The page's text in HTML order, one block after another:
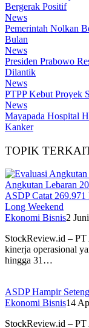
Bergerak Positif
News
Pemerintah Nolkan
Bulan
News
Presiden Prabowo
Dilantik
News
PTPP Kebut Proyek
News
Mayapada Hospital
Kanker
TOPIK
ASDP Catat 269.971
Long Weekend
Ekonomi Bisnis2
StockReview.id – PT
kinerja operasional
hingga 31…
ASDP Hampir
Ekonomi Bisnis14
StockReview.id –